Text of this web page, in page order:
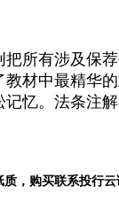
把所有涉及保
材中最精华
忆。法条注
，购买联系投行云